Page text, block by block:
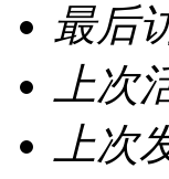
最后
上次
上次